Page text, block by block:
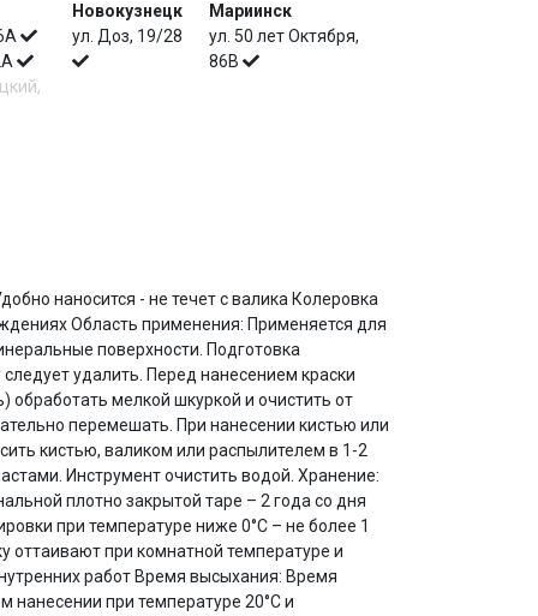
Новокузнецк
ул. Доз, 19/28
Мариинск
ул. 50 лет Октября,
86В
наносится - не течет с валика Колеровка
Область применения: Применяется для
поверхности. Подготовка
удалить. Перед нанесением краски
обработать мелкой шкуркой и очистить от
перемешать. При нанесении кистью или
кистью, валиком или распылителем в 1-2
Инструмент очистить водой. Хранение:
плотно закрытой таре – 2 года со дня
при температуре ниже 0°С – не более 1
оттаивают при комнатной температуре и
работ Время высыхания: Время
нанесении при температуре 20°С и